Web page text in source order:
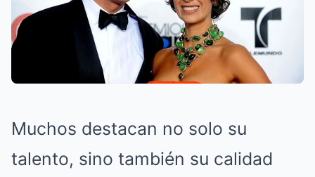
Muchos destacan no solo su
talento, sino también su calidad